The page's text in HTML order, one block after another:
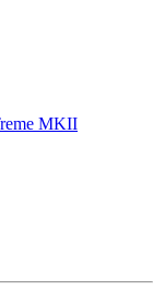
MKII